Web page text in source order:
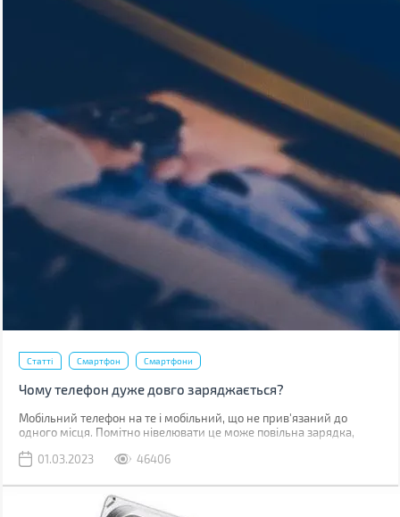
Статті Смартфон Смартфони
Чому телефон дуже довго заряджається?
Мобільний телефон на те і мобільний, що не прив'язаний до
одного місця. Помітно нівелювати це може повільна зарядка,
01.03.2023
46406